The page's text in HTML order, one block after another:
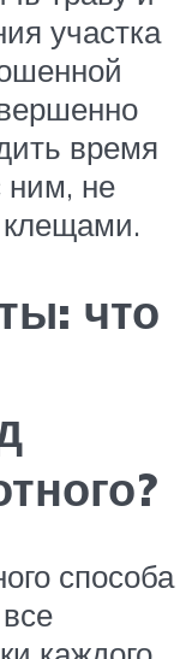
участка
время
ним, не
что
способа